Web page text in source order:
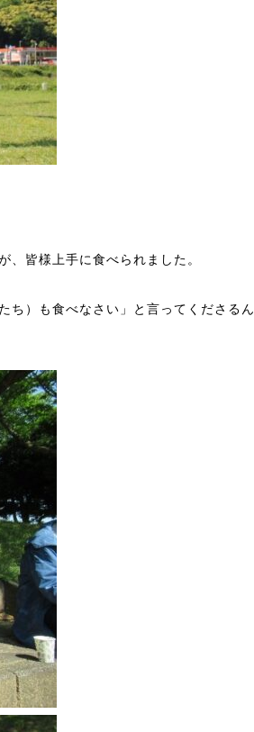
、皆様上手に食べられました。
ち）も食べなさい」と言ってくださるん